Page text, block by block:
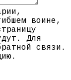
воине,
Для
связи.